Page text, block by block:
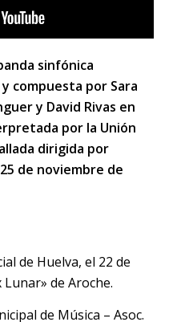
sinfónica
y compuesta por Sara
y David Rivas en
por la Unión
dirigida por
de noviembre de
de Huelva, el 22 de
de Aroche.
de Música – Asoc.